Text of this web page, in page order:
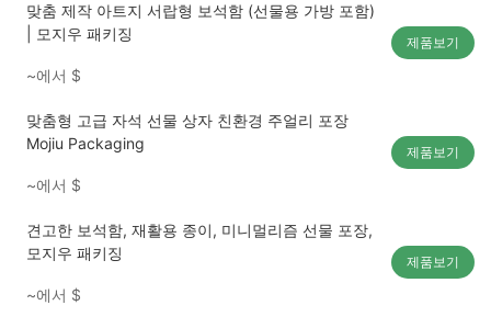
맞춤 제작 아트지 서랍형 보석함 (선물용 가방 포함)
| 모지우 패키징
~에서 $
제품보기
맞춤형 고급 자석 선물 상자 친환경 주얼리 포장
Mojiu Packaging
~에서 $
제품보기
견고한 보석함, 재활용 종이, 미니멀리즘 선물 포장,
모지우 패키징
~에서 $
제품보기